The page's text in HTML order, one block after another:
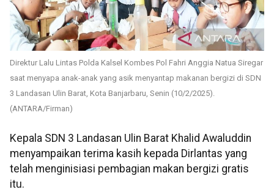
Direktur Lalu Lintas Polda Kalsel Kombes Pol Fahri Anggia Natua Siregar
saat menyapa anak-anak yang asik menyantap makanan bergizi di SDN
3 Landasan Ulin Barat, Kota Banjarbaru, Senin (10/2/2025).
(ANTARA/Firman)
Kepala SDN 3 Landasan Ulin Barat Khalid Awaluddin
menyampaikan terima kasih kepada Dirlantas yang
telah menginisiasi pembagian makan bergizi gratis
itu.